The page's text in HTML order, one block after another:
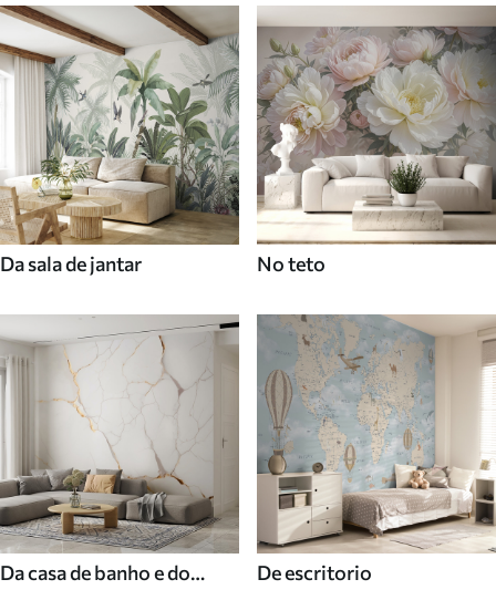
Da sala de jantar No teto
Da casa de banho e do
De escritorio